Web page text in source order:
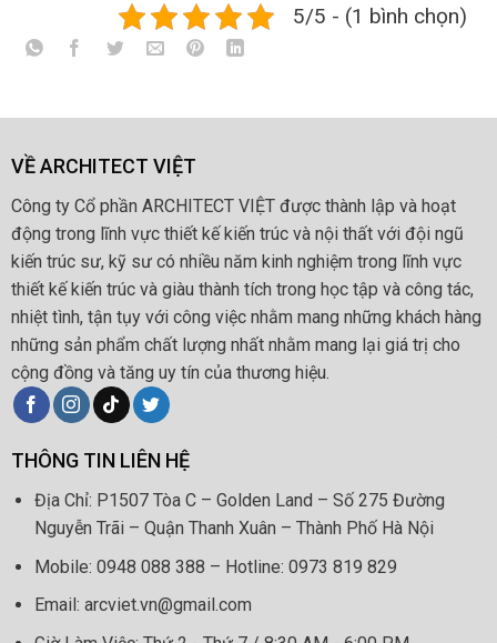
5/5 - (1 bình chọn)
VỀ ARCHITECT VIỆT
Công ty Cổ phần ARCHITECT VIỆT được thành lập và hoạt
động trong lĩnh vực thiết kế kiến trúc và nội thất với đội ngũ
kiến trúc sư, kỹ sư có nhiều năm kinh nghiệm trong lĩnh vực
thiết kế kiến trúc và giàu thành tích trong học tập và công tác,
nhiệt tình, tận tụy với công việc nhằm mang những khách hàng
những sản phẩm chất lượng nhất nhằm mang lại giá trị cho
cộng đồng và tăng uy tín của thương hiệu.
THÔNG TIN LIÊN HỆ
Địa Chỉ: P1507 Tòa C – Golden Land – Số 275 Đường
Nguyễn Trãi – Quận Thanh Xuân – Thành Phố Hà Nội
Mobile: 0948 088 388 – Hotline: 0973 819 829
Email: arcviet.vn@gmail.com